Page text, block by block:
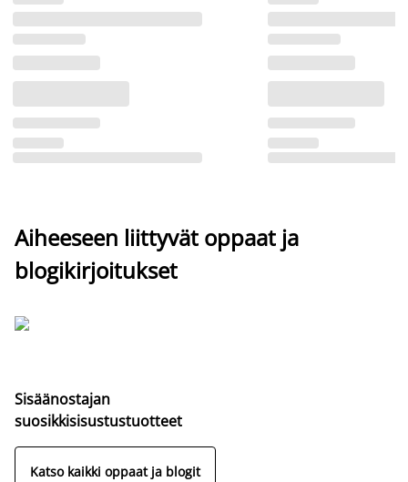
Aiheeseen liittyvät oppaat ja
blogikirjoitukset
Sisäänostajan
suosikkisisustustuotteet
Katso kaikki oppaat ja blogit